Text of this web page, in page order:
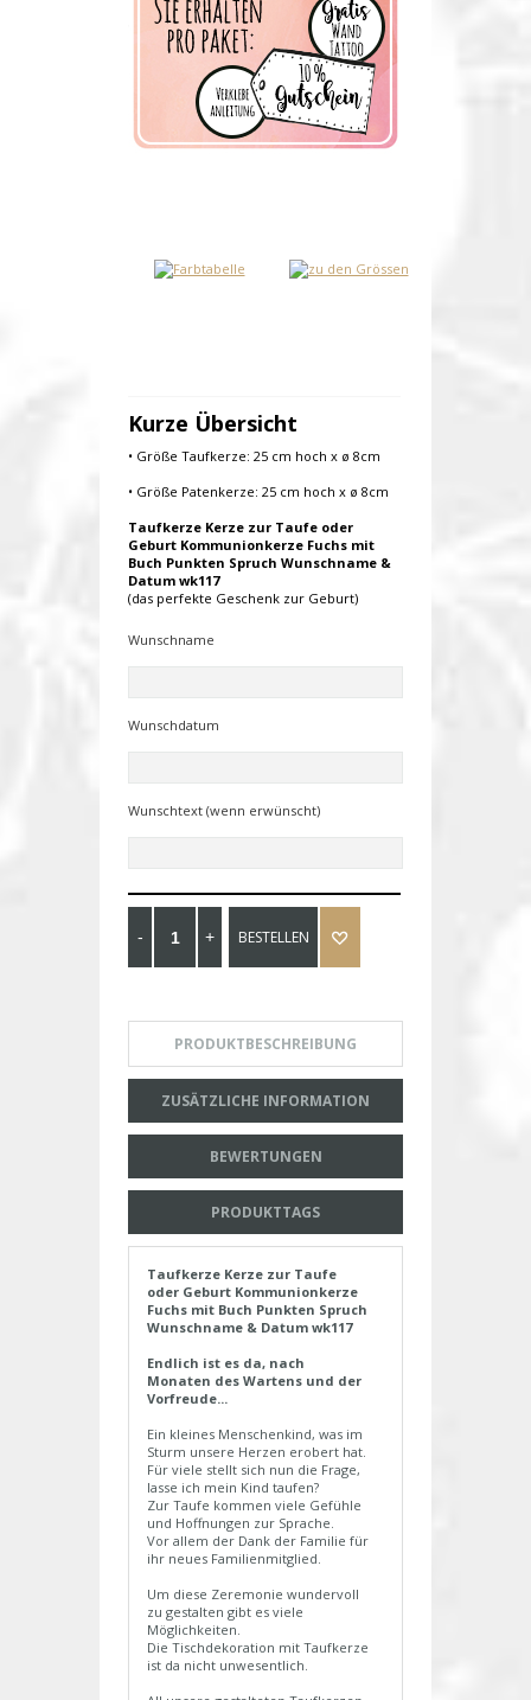
Produktnummer:wk117-E
Verfügbarkeit:Auf Lager
Lieferzeit: 1-2 Werktage
Kurze Übersicht
• Größe Taufkerze: 25 cm hoch x ø 8cm
• Größe Patenkerze: 25 cm hoch x ø 8cm
Taufkerze Kerze zur Taufe oder
Geburt Kommunionkerze Fuchs mit
Buch Punkten Spruch Wunschname &
Datum wk117
(das perfekte Geschenk zur Geburt)
Wunschname
Wunschdatum
Wunschtext (wenn erwünscht)
BESTELLEN
PRODUKTBESCHREIBUNG
ZUSÄTZLICHE INFORMATION
BEWERTUNGEN
PRODUKTTAGS
Taufkerze Kerze zur Taufe
oder Geburt Kommunionkerze
Fuchs mit Buch Punkten Spruch
Wunschname & Datum wk117
Endlich ist es da, nach
Monaten des Wartens und der
Vorfreude...
Ein kleines Menschenkind, was im
Sturm unsere Herzen erobert hat.
Für viele stellt sich nun die Frage,
lasse ich mein Kind taufen?
Zur Taufe kommen viele Gefühle
und Hoffnungen zur Sprache.
Vor allem der Dank der Familie für
ihr neues Familienmitglied.
Um diese Zeremonie wundervoll
zu gestalten gibt es viele
Möglichkeiten.
Die Tischdekoration mit Taufkerze
ist da nicht unwesentlich.